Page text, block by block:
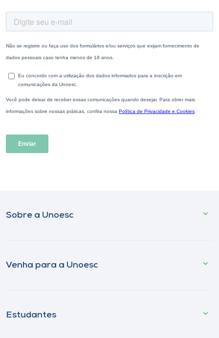
Sobre a Unoesc
Venha para a Unoesc
Estudantes